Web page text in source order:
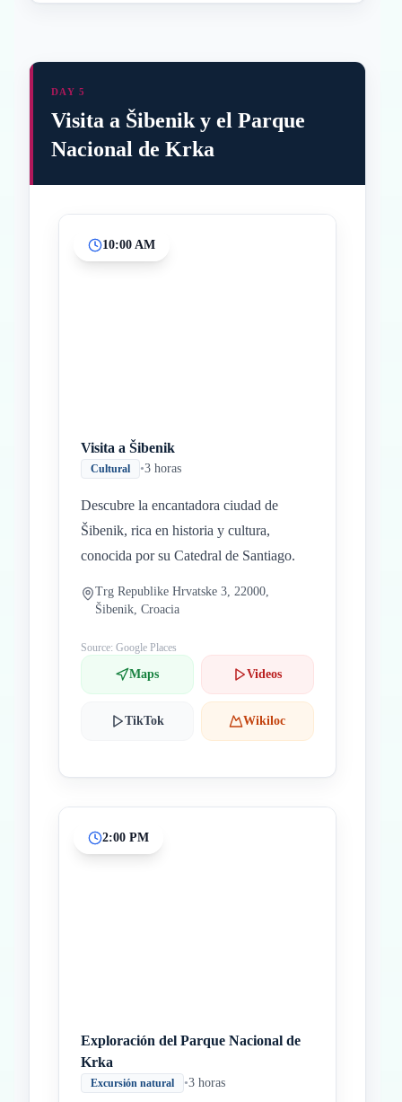
DAY 5
Visita a Šibenik y el Parque
Nacional de Krka
10:00 AM
Visita a Šibenik
Cultural •3 horas
Descubre la encantadora ciudad de
Šibenik, rica en historia y cultura,
conocida por su Catedral de Santiago.
Trg Republike Hrvatske 3, 22000,
Šibenik, Croacia
Source: Google Places
Maps Videos
TikTok Wikiloc
2:00 PM
Exploración del Parque Nacional de
Krka
Excursión natural •3 horas